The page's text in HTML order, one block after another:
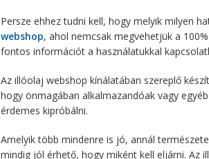
Persze ehhez tudni kell, hogy melyik milyen
webshop, ahol nemcsak megvehetjük a
fontos információt a használatukkal
Az illóolaj webshop kínálatában szereplő
hogy önmagában alkalmazandóak vagy
érdemes kipróbálni.
Amelyik több mindenre is jó, annál
mindig jól érhető, hogy miként kell eljárni. Az